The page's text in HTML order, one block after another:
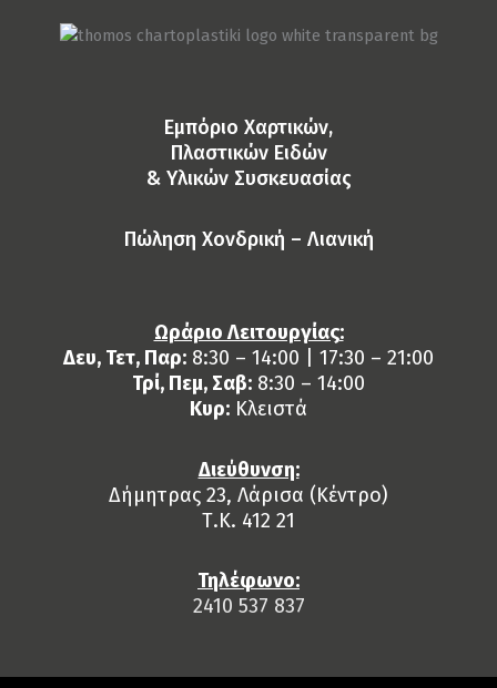
Eμπόριο Χαρτικών,
Πλαστικών Ειδών
& Yλικών Συσκευασίας
Πώληση Χονδρική – Λιανική
Ωράριο Λειτουργίας:
Δευ, Τετ, Παρ: 8:30 – 14:00 | 17:30 – 21:00
Τρί, Πεμ, Σαβ: 8:30 – 14:00
Κυρ: Κλειστά
Διεύθυνση:
Δήμητρας 23, Λάρισα (Κέντρο)
Τ.Κ. 412 21
Τηλέφωνο:
2410 537 837